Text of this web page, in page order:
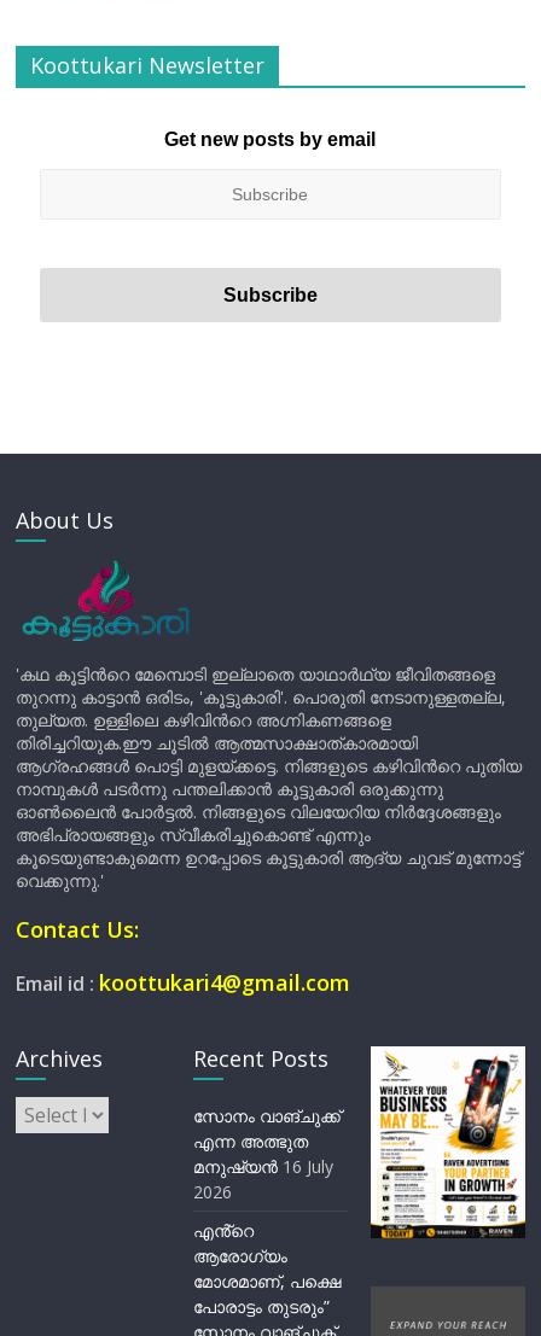
Koottukari Newsletter
Get new posts by email
About Us
'കഥ കൂട്ടിന്‍റെ മേമ്പൊടി ഇല്ലാതെ യാഥാർഥ്യ ജീവിതങ്ങളെ
തുറന്നു കാട്ടാൻ ഒരിടം, 'കൂട്ടുകാരി'. പൊരുതി നേടാനുള്ളതല്ല,
തുല്യത. ഉള്ളിലെ കഴിവിന്‍റെ അഗ്നികണങ്ങളെ
തിരിച്ചറിയുക.ഈ ചൂടിൽ ആത്മസാക്ഷാത്കാരമായി
ആഗ്രഹങ്ങൾ പൊട്ടി മുളയ്ക്കട്ടെ. നിങ്ങളുടെ കഴിവിന്‍റെ പുതിയ
നാമ്പുകൾ പടർന്നു പന്തലിക്കാൻ കൂട്ടുകാരി ഒരുക്കുന്നു
ഓൺലൈൻ പോർട്ടൽ. നിങ്ങളുടെ വിലയേറിയ നിർദ്ദേശങ്ങളും
അഭിപ്രായങ്ങളും സ്വീകരിച്ചുകൊണ്ട് എന്നും
കൂടെയുണ്ടാകുമെന്ന ഉറപ്പോടെ കൂട്ടുകാരി ആദ്യ ചുവട് മുന്നോട്ട്
വെക്കുന്നു.'
Contact Us:
Email id : koottukari4@gmail.com
Archives
Archives
Recent Posts
സോനം വാങ്ചുക്ക്
എന്ന അത്ഭുത
മനുഷ്യന്‍ 16 July
2026
എൻ്റെ
ആരോഗ്യം
മോശമാണ്, പക്ഷെ
പോരാട്ടം തുടരും”